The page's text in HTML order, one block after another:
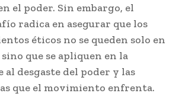
el poder. Sin embargo, el
radica en asegurar que los
éticos no se queden solo en
que se apliquen en la
desgaste del poder y las
que el movimiento enfrenta.